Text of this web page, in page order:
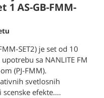
1 AS-GB-FMM-
SET2) je set od 10
sa NANLITE FM
(PJ-FMM).
svetlosnih
efekte....